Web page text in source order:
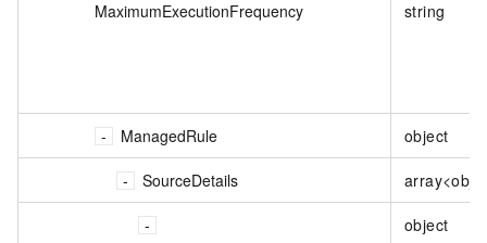
MaximumExecutionFrequency string
ManagedRule object
SourceDetails
object